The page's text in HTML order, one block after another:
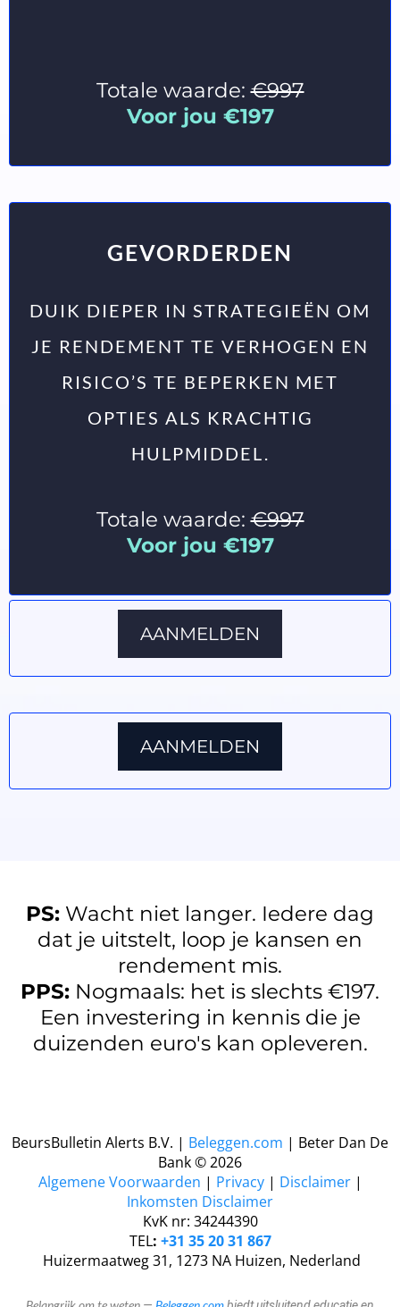
Totale waarde:€997
Voor jou €197
GEVORDERDEN
DUIK DIEPER IN STRATEGIEËN OM
JE RENDEMENT TE VERHOGEN EN
RISICO’S TE BEPERKEN MET
OPTIES ALS KRACHTIG
HULPMIDDEL.
Totale waarde:€997
Voor jou €197
AANMELDEN
AANMELDEN
PS: Wacht niet langer. Iedere dag
dat je uitstelt, loop je kansen en
rendement mis.
PPS: Nogmaals: het is slechts €197.
Een investering in kennis die je
duizenden euro's kan opleveren.
BeursBulletin Alerts B.V. | Beleggen.com | Beter Dan De
Bank © 2026
​Algemene Voorwaarden | Privacy | Disclaimer |
Inkomsten Disclaimer
KvK nr: 34244390
TEL: +31 35 20 31 867
​​​ Huizermaatweg 31, 1273 NA Huizen, Nederland